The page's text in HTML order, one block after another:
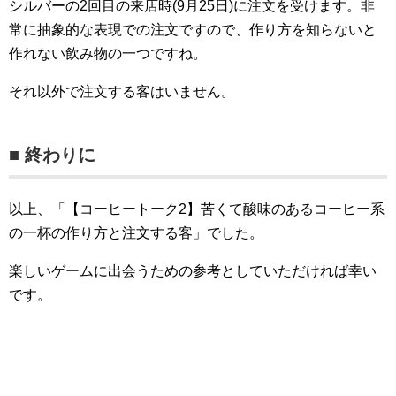
シルバーの2回目の来店時(9月25日)に注文を受けます。非
常に抽象的な表現での注文ですので、作り方を知らないと
作れない飲み物の一つですね。
それ以外で注文する客はいません。
■ 終わりに
以上、「【コーヒートーク2】苦くて酸味のあるコーヒー系
の一杯の作り方と注文する客」でした。
楽しいゲームに出会うための参考としていただければ幸い
です。